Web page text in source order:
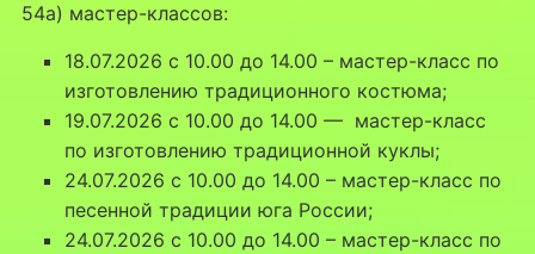
54а) мастер-классов:
18.07.2026 с 10.00 до 14.00 – мастер-класс по
изготовлению традиционного костюма;
19.07.2026 с 10.00 до 14.00 — мастер-класс
по изготовлению традиционной куклы;
24.07.2026 с 10.00 до 14.00 – мастер-класс по
песенной традиции юга России;
24.07.2026 с 10.00 до 14.00 – мастер-класс по